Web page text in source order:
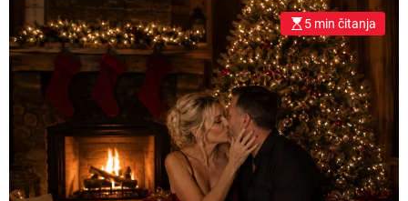
5 min čitanja